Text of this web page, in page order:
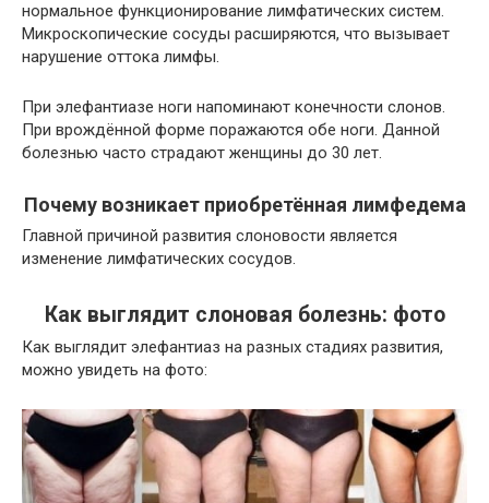
нормальное функционирование лимфатических систем.
Микроскопические сосуды расширяются, что вызывает
нарушение оттока лимфы.
При элефантиазе ноги напоминают конечности слонов.
При врождённой форме поражаются обе ноги. Данной
болезнью часто страдают женщины до 30 лет.
Почему возникает приобретённая лимфедема
Главной причиной развития слоновости является
изменение лимфатических сосудов.
Как выглядит слоновая болезнь: фото
Как выглядит элефантиаз на разных стадиях развития,
можно увидеть на фото: